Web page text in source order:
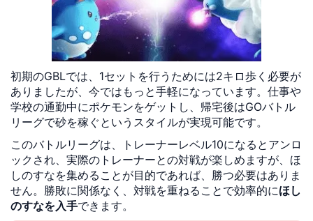
初期のGBLでは、1セットを行うためには2キロ歩く必要が
ありましたが、今ではもっと手軽になっています。仕事や
学校の通勤中にポケモンをゲットし、帰宅後はGOバトル
リーグで砂を稼ぐというスタイルが実現可能です。
このバトルリーグは、トレーナーレベル10になるとアンロ
ックされ、実際のトレーナーとの対戦が楽しめますが、ほ
しのすなを集めることが目的であれば、勝つ必要はありま
せん。勝敗に関係なく、対戦を重ねることで効率的にほし
のすなを入手できます。